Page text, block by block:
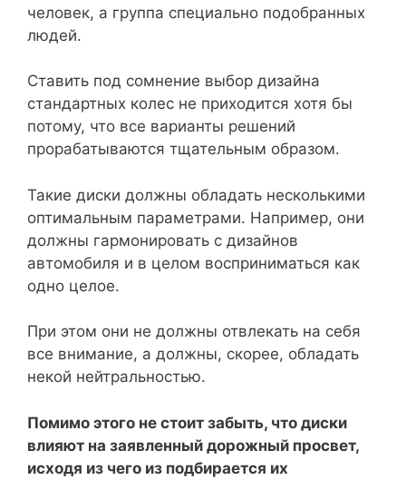
человек, а группа специально подобранных
людей.
Ставить под сомнение выбор дизайна
стандартных колес не приходится хотя бы
потому, что все варианты решений
прорабатываются тщательным образом.
Такие диски должны обладать несколькими
оптимальным параметрами. Например, они
должны гармонировать с дизайнов
автомобиля и в целом восприниматься как
одно целое.
При этом они не должны отвлекать на себя
все внимание, а должны, скорее, обладать
некой нейтральностью.
Помимо этого не стоит забыть, что диски
влияют на заявленный дорожный просвет,
исходя из чего из подбирается их